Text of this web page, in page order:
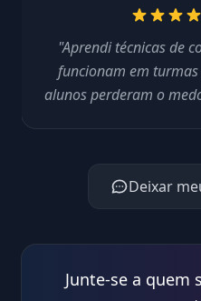
"Aprendi técnicas de
funcionam em turmas
alunos perderam o
Deixar
Junte-se a quem